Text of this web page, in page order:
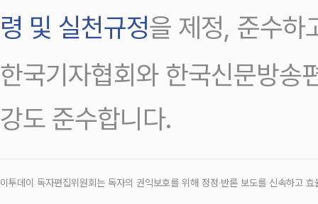
령 및 실천규정을 제정, 준수하
한국기자협회와 한국신문방송
강도 준수합니다.
이투데이 독자편집위원회는 독자의 권익보호를 위해 정정‧반론 보도를 신속하고